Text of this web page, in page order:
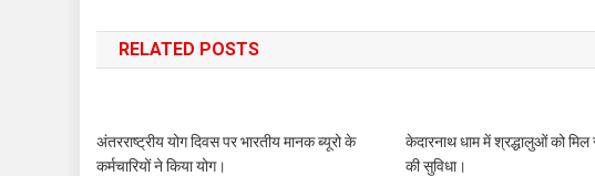
navigation
RELATED POSTS
अंतरराष्ट्रीय योग दिवस पर भारतीय मानक ब्यूरो के
कर्मचारियों ने किया योग।
केदारनाथ धाम में श्रद्धालुओं को मिल
की सुविधा।